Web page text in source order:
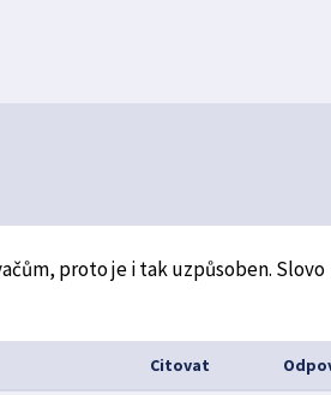
proto je i tak uzpůsoben. Slovo
Citovat